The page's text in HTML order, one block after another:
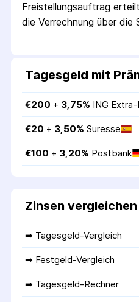
Freistellungs­auftrag
die Verrechnung über die
Tagesgeld mit
€200 + 3,75% ING
€20 + 3,50% Suresse
€100 + 3,20% Postbank
Zinsen vergleichen
➡ Tagesgeld-Vergleich
➡ Festgeld-Vergleich
➡ Tagesgeld-Rechner